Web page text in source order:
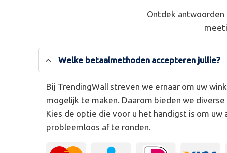
Ontdek antwoorden
Welke betaalmethoden accepteren jullie?
Bij TrendingWall streven we ernaar om uw
mogelijk te maken. Daarom bieden we
Kies de optie die voor u het handigst is om uw
probleemloos af te ronden.